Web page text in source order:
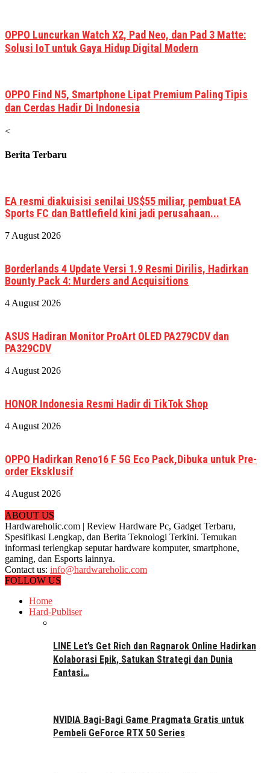
OPPO Luncurkan Watch X2, Pad Neo, dan Pad 3 Matte:
Solusi IoT untuk Gaya Hidup Digital Modern
OPPO Find N5, Smartphone Lipat Premium Paling Tipis
dan Cerdas Hadir Di Indonesia
<
Berita Terbaru
EA resmi diakuisisi senilai US$55 miliar, pembuat EA
Sports FC dan Battlefield kini jadi perusahaan...
7 August 2026
Borderlands 4 Update Versi 1.9 Resmi Dirilis, Hadirkan
Bounty Pack 4: Murders and Acquisitions
4 August 2026
ASUS Hadiran Monitor ProArt OLED PA279CDV dan
PA329CDV
4 August 2026
HONOR Indonesia Resmi Hadir di TikTok Shop
4 August 2026
OPPO Hadirkan Reno16 F 5G Eco Pack,Dibuka untuk Pre-
order Eksklusif
4 August 2026
ABOUT US
Hardwareholic.com | Review Hardware Pc, Gadget Terbaru,
Spesifikasi Lengkap, dan Berita Teknologi Terkini. Temukan
informasi terlengkap seputar hardware komputer, smartphone,
gaming, dan Esports lainnya.
Contact us: info@hardwareholic.com
FOLLOW US
Home
Hard-Publiser
LINE Let’s Get Rich dan Ragnarok Online Hadirkan
Kolaborasi Epik, Satukan Strategi dan Dunia
Fantasi…
NVIDIA Bagi-Bagi Game Pragmata Gratis untuk
Pembeli GeForce RTX 50 Series